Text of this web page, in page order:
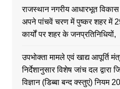
राजस्थान नगरीय आधारभूत
अपने पांचवें चरण में पुष्कर शहर में
कार्यों पर शहर के जनप्रतिनिधियों,
उपभोक्ता मामले एवं खाद्य आपूर्ति
निर्देशानुसार विशेष जांच दल द्वारा
विज्ञान (डिब्बा बन्द क्स्तुएं) नियम